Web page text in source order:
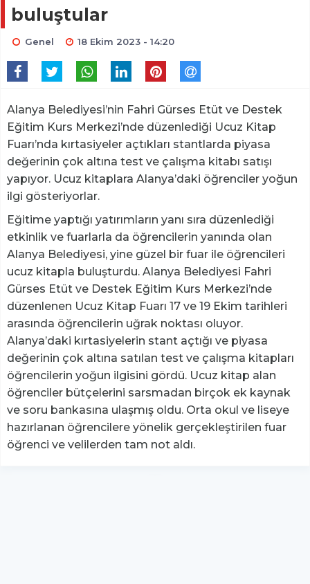
buluştular
Genel 18 Ekim 2023 - 14:20
Alanya Belediyesi’nin Fahri Gürses Etüt ve Destek
Eğitim Kurs Merkezi’nde düzenlediği Ucuz Kitap
Fuarı’nda kırtasiyeler açtıkları stantlarda piyasa
değerinin çok altına test ve çalışma kitabı satışı
yapıyor. Ucuz kitaplara Alanya’daki öğrenciler yoğun
ilgi gösteriyorlar.
Eğitime yaptığı yatırımların yanı sıra düzenlediği
etkinlik ve fuarlarla da öğrencilerin yanında olan
Alanya Belediyesi, yine güzel bir fuar ile öğrencileri
ucuz kitapla buluşturdu. Alanya Belediyesi Fahri
Gürses Etüt ve Destek Eğitim Kurs Merkezi’nde
düzenlenen Ucuz Kitap Fuarı 17 ve 19 Ekim tarihleri
arasında öğrencilerin uğrak noktası oluyor.
Alanya’daki kırtasiyelerin stant açtığı ve piyasa
değerinin çok altına satılan test ve çalışma kitapları
öğrencilerin yoğun ilgisini gördü. Ucuz kitap alan
öğrenciler bütçelerini sarsmadan birçok ek kaynak
ve soru bankasına ulaşmış oldu. Orta okul ve liseye
hazırlanan öğrencilere yönelik gerçekleştirilen fuar
öğrenci ve velilerden tam not aldı.